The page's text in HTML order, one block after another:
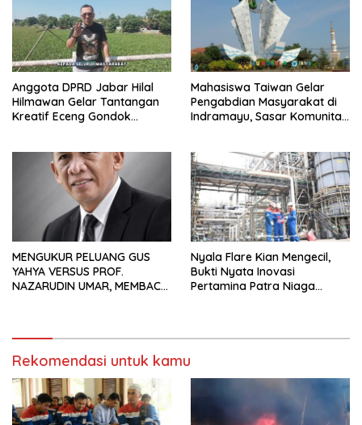
Anggota DPRD Jabar Hilal
Hilmawan Gelar Tantangan
Kreatif Eceng Gondok
Mahasiswa Taiwan Gelar
Pengabdian Masyarakat di
Indramayu, Sasar Komunitas
MENGUKUR PELUANG GUS
YAHYA VERSUS PROF.
NAZARUDIN UMAR, MEMBACA
Nyala Flare Kian Mengecil,
Bukti Nyata Inovasi
Pertamina Patra Niaga
Rekomendasi untuk kamu